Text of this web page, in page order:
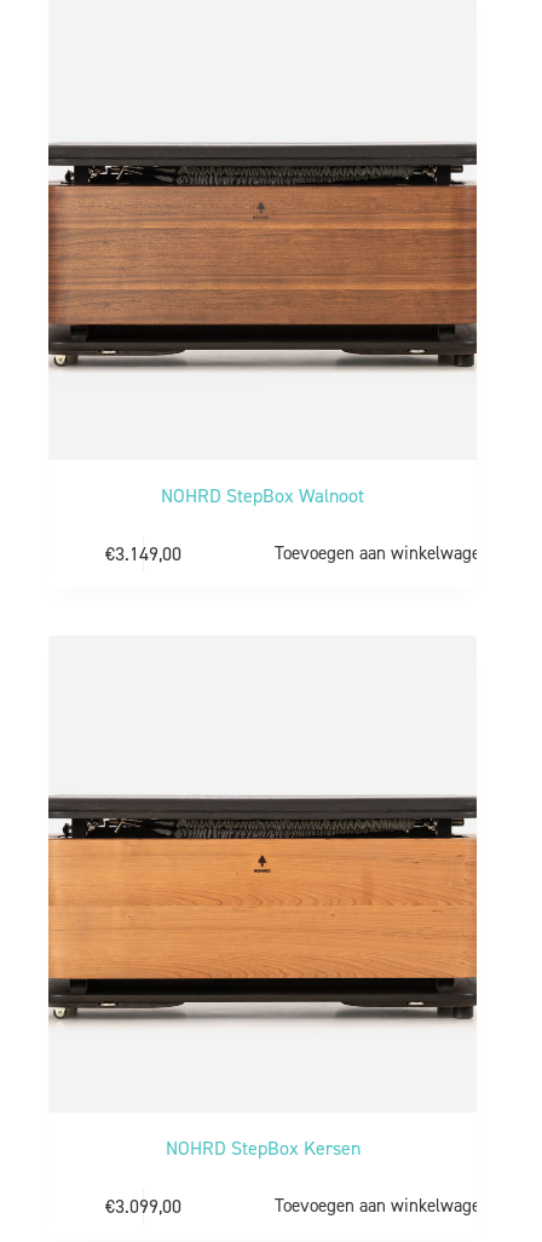
NOHRD StepBox Walnoot
€3.149,00 Toevoegen aan winkelwagen
NOHRD StepBox Kersen
€3.099,00 Toevoegen aan winkelwagen